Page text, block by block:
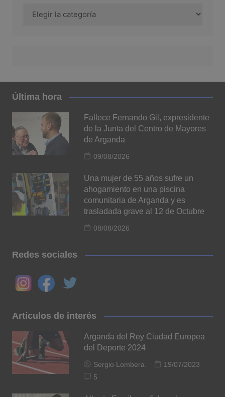
Última hora
Fallece Fernando Gil, expresidente
de la Junta del Centro de Mayores
de Arganda
09/08/2026
Una mujer de 55 años sufre un
ahogamiento en una piscina
comunitaria de Arganda y es
trasladada grave al 12 de Octubre
08/08/2026
Redes sociales
Artículos de interés
Arganda del Rey Ciudad Europea
del Deporte 2024
Sergio Lombera
19/07/2023
5